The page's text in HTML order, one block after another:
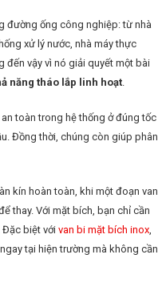
đường ống công nghiệp: từ nhà
xử lý nước, nhà máy thực
đến vậy vì nó giải quyết một bài
năng tháo lắp linh hoạt
toàn trong hệ thống ở đúng tốc
Đồng thời, chúng còn giúp phân
kín hoàn toàn, khi một đoạn van
thay. Với mặt bích, bạn chỉ cần
Đặc biệt với van bi mặt bích inox
tại hiện trường mà không cần